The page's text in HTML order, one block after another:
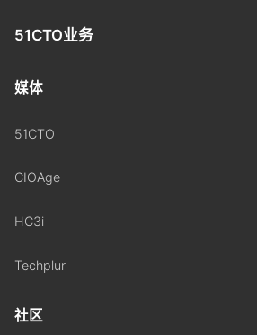
51CTO业务
媒体
51CTO
CIOAge
HC3i
Techplur
社区